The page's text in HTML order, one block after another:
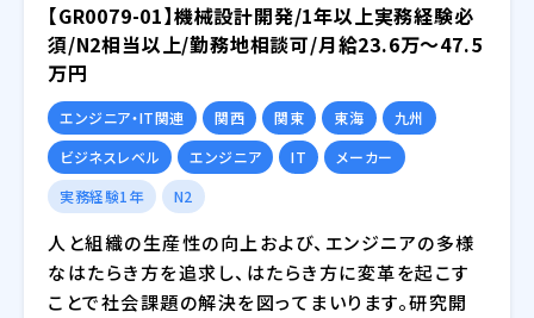
【GR0079-01】機械設計開発/1年以上実務経験必
須/N2相当以上/勤務地相談可/月給23.6万～47.5
万円
エンジニア・IT関連 関西 関東 東海
九州
ビジネスレベル
エンジニア IT
メーカー
実務経験1年
N2
人と組織の生産性の向上および、エンジニアの多様
なはたらき方を追求し、はたらき方に変革を起こす
ことで社会課題の解決を図ってまいります。研究開